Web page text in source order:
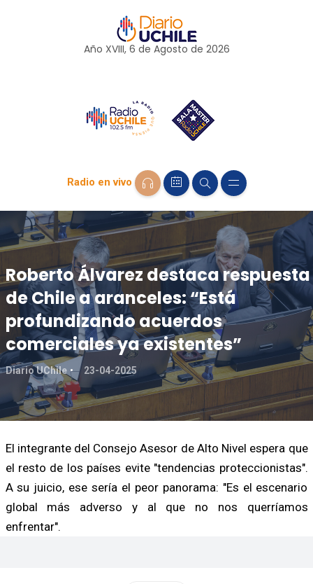
Año XVIII, 6 de Agosto de 2026
Radio en vivo
Roberto Álvarez destaca respuesta
de Chile a aranceles: “Está
profundizando acuerdos
comerciales ya existentes”
Diario UChile 23-04-2025
El integrante del Consejo Asesor de Alto Nivel espera que
el resto de los países evite "tendencias proteccionistas".
A su juicio, ese sería el peor panorama: "Es el escenario
global más adverso y al que no nos querríamos
enfrentar".